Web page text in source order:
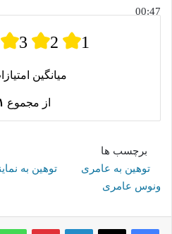
00:47
3 2 1
میانگین
از مجموع ۱
برچسب ها
توهین به عامری
توهین به
ونوس عامری
لینکدین پینترست